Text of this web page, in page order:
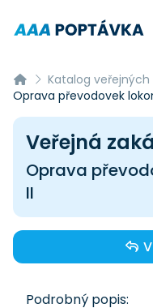
Katalog veřejných
Oprava převodovek
Veřejná
Oprava
II
Podrobný popis: